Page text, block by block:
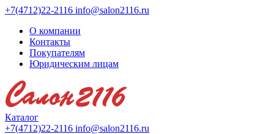
+7(4712)22-2116 info@salon2116.ru
О компании
Контакты
Покупателям
Юридическим лицам
Каталог
+7(4712)22-2116 info@salon2116.ru